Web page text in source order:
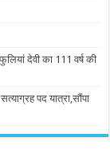
देवी का 111 वर्ष की
पद यात्रा,सौंपा